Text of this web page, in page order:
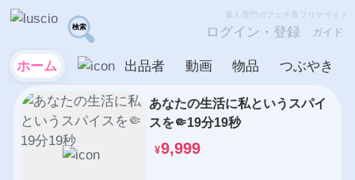
ホーム 出品者 動画 物品 つぶやき
素人専門のフェチ系フリマサイト
ログイン・登録 ガイド
あなたの生活に私というスパイ
スを🤏19分19秒
¥9,999